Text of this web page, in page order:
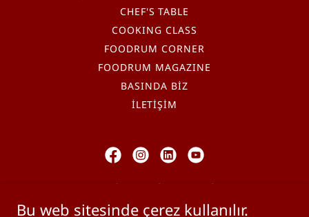
CHEF'S TABLE
COOKING CLASS
FOODRUM CORNER
FOODRUM MAGAZINE
BASINDA BİZ
İLETİŞİM
Foodrum Culinary Park
Bu web sitesinde çerez kullanılır.